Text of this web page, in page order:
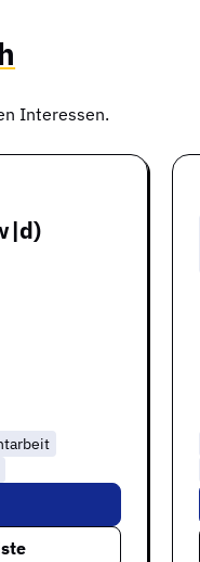
Interessen.